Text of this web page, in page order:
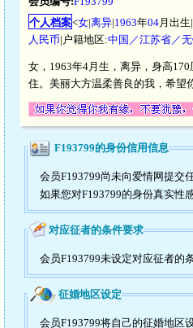
个人档案<女|离异|1963年04月出生
人民币|户籍地区:中国／江苏省／
女，1963年4月生，离异，身高
住。美丽大方温柔善良的我，希望
F193799的身份信用信息
会员F193799尚未向爱情网提交
如果您对F193799的身份真实性
对应征者的条件要求
会员F193799未设定对应征者的
征婚地区设定
会员F193799将自己的征婚地区